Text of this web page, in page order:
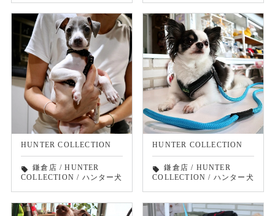
HUNTER COLLECTION
local_offer 鎌倉店 /HUNTER
COLLECTION / ハンター犬
HUNTER COLLECTION
local_offer 鎌倉店 / HUNTER
COLLECTION / ハンター犬